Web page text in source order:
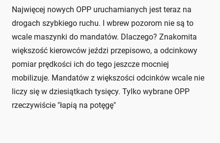
Najwięcej nowych OPP uruchamianych jest teraz na
drogach szybkiego ruchu. I wbrew pozorom nie są to
wcale maszynki do mandatów. Dlaczego? Znakomita
większość kierowców jeździ przepisowo, a odcinkowy
pomiar prędkości ich do tego jeszcze mocniej
mobilizuje. Mandatów z większości odcinków wcale nie
liczy się w dziesiątkach tysięcy. Tylko wybrane OPP
rzeczywiście "łapią na potęgę"